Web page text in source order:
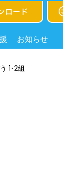
ロード
お知らせ
1･2組